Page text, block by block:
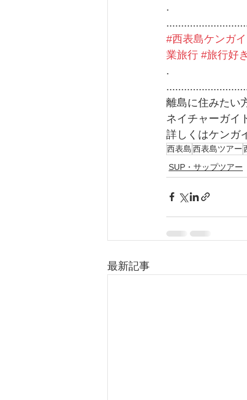
.
#西表島ケンガ
業旅行 #旅行好
.
離島に住みたい
ネイチャーガイ
詳しくはケンガ
西表島西表島ツアー
SUP・サップツアー
最新記事